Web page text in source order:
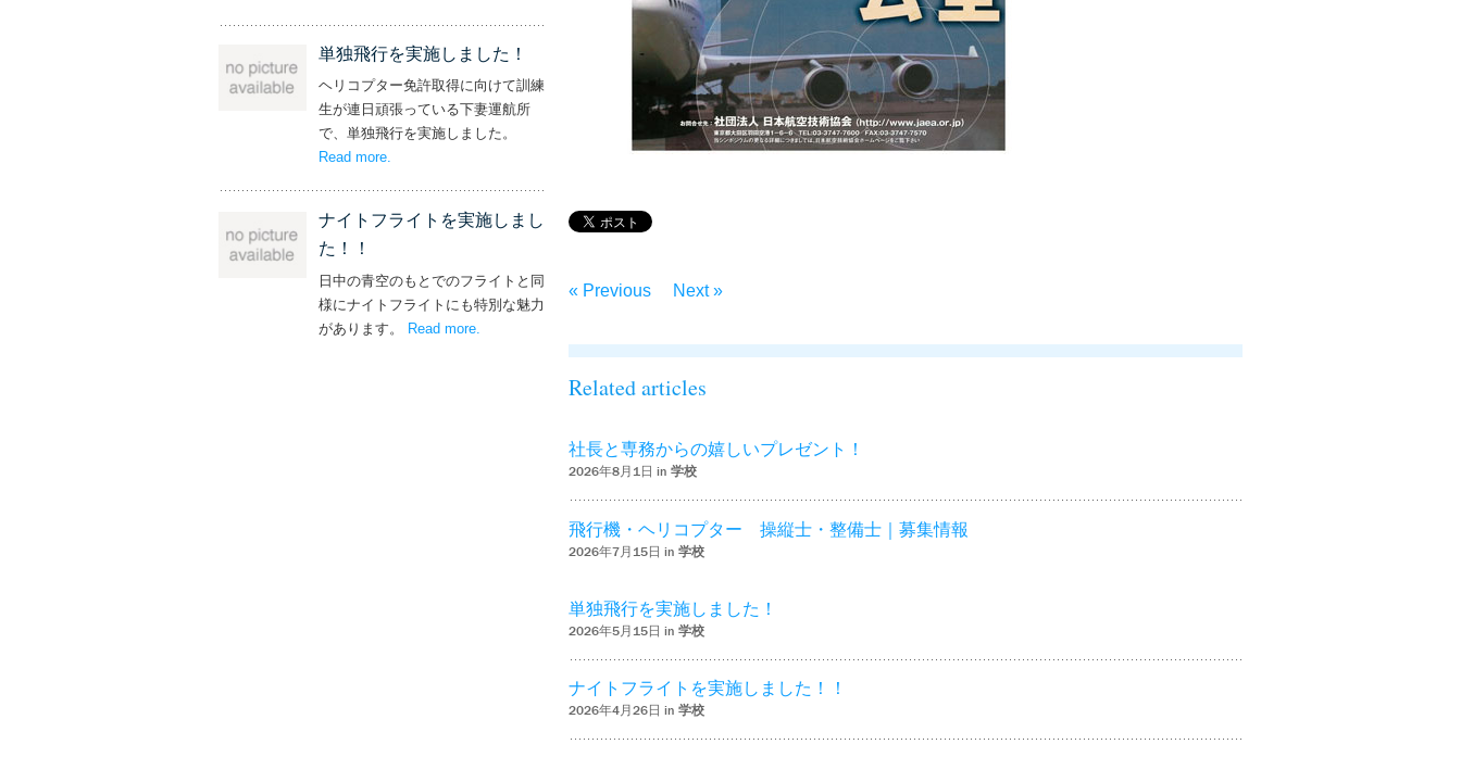
« Previous Next »
単独飛行を実施しました！
ヘリコプター免許取得に向けて訓練
生が連日頑張っている下妻運航所
で、単独飛行を実施しました。
Read more– ‘単独飛行を実施しました！’
.
ナイトフライトを実施しまし
た！！
日中の青空のもとでのフライトと同
様にナイトフライトにも特別な魅力
があります。 Read more
Related articles
社長と専務からの嬉しいプレゼント！
2026年8月1日 in 学校
飛行機・ヘリコプター 操縦士・整備士｜募集情報
2026年7月15日 in 学校
単独飛行を実施しました！
2026年5月15日 in 学校
ナイトフライトを実施しました！！
2026年4月26日 in 学校